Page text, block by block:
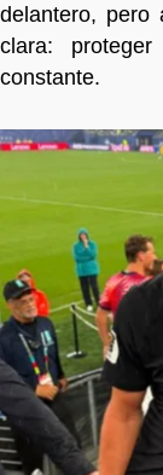
delantero, pero
clara:
constante.